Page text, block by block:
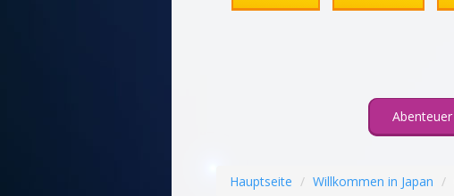
Abenteuer
Hauptseite Willkommen in Japan